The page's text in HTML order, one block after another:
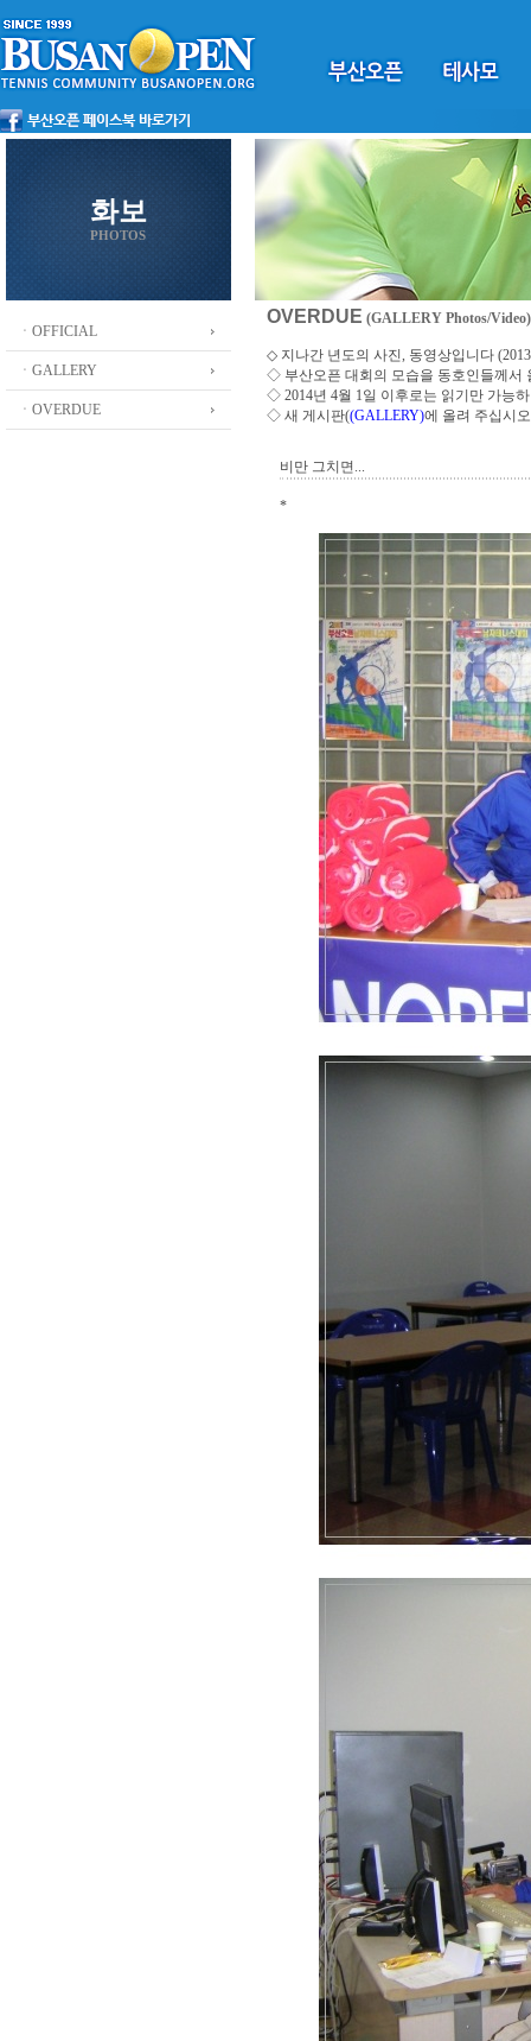
화보
PHOTOS
ㆍOFFICIAL
ㆍGALLERY
ㆍOVERDUE
OVERDUE (GALLERY Photos/Video)
◇ 지나간 년도의 사진, 동영상입니다
◇ 부산오픈 대회의 모습을 동호인들께서
◇ 2014년 4월 1일 이후로는 읽기만 가능
◇ 새 게시판((GALLERY)에 올려 주십시오
비만 그치면...
*